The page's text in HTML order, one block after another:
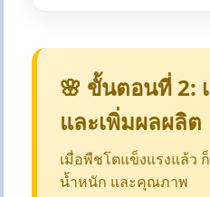
🌸 ขั้นตอนที่ 2:
และเพิ่มผลผลิต
เมื่อพืชโตแข็งแรงแล้ว
น้ำหนัก และคุณภาพ